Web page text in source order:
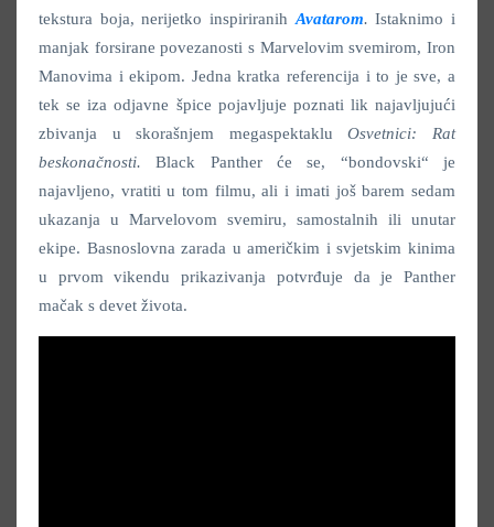
tekstura boja, nerijetko inspiriranih Avatarom. Istaknimo i
manjak forsirane povezanosti s Marvelovim svemirom, Iron
Manovima i ekipom. Jedna kratka referencija i to je sve, a
tek se iza odjavne špice pojavljuje poznati lik najavljujući
zbivanja u skorašnjem megaspektakluOsvetnici: Rat
beskonačnosti. Black Panther će se, “bondovski“ je
najavljeno, vratiti u tom filmu, ali i imati još barem sedam
ukazanja u Marvelovom svemiru, samostalnih ili unutar
ekipe. Basnoslovna zarada u američkim i svjetskim kinima
u prvom vikendu prikazivanja potvrđuje da je Panther
mačak s devet života.